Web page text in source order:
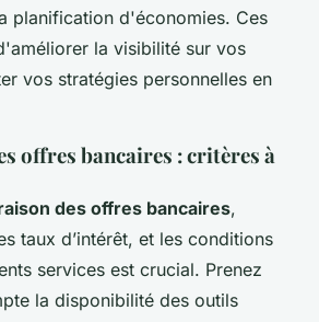
planification d'économies. Ces
la visibilité sur vos
vos stratégies personnelles en
offres bancaires : critères à
des offres bancaires,
taux d’intérêt, et les conditions
services est crucial. Prenez
la disponibilité des outils